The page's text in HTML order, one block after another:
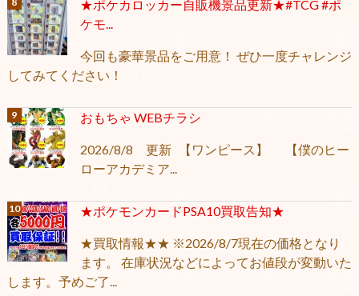
★ポケカロッカー自販機景品更新★#TCG #ポ
ケモ...
今回も豪華景品をご用意！ ぜひ一度チャレンジ
してみてください！
おもちゃ WEBチラシ
2026/8/8 更新 【ワンピース】 【僕のヒー
ローアカデミア...
★ポケモンカードPSA10買取告知★
★買取情報★★ ※2026/8/7現在の価格となり
ます。 在庫状況などによってお値段が変動いた
します。予めご了...